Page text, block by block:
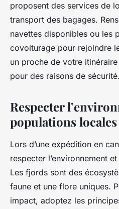
proposent des services de
transport des bagages.
navettes disponibles ou les
covoiturage pour rejoindre
un proche de votre
pour des raisons de sécurité.
Respecter
populations locales
Lors d’une expédition en
respecter l’environnement
Les fjords sont des
faune et une flore uniques.
impact, adoptez les